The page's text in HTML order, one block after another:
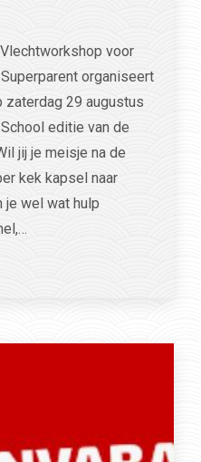
voor
Superparent organiseert
zaterdag 29 augustus
editie van de
jij je meisje na de
kek kapsel naar
je wel wat hulp